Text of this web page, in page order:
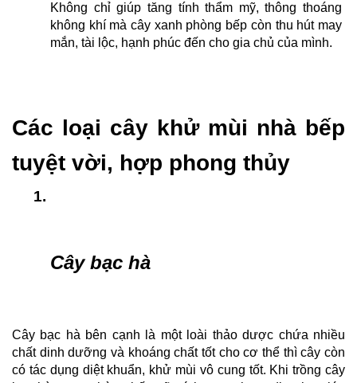
Không chỉ giúp tăng tính thẩm mỹ, thông thoáng
không khí mà cây xanh phòng bếp còn thu hút may
mắn, tài lộc, hạnh phúc đến cho gia chủ của mình.
Các loại cây khử mùi nhà bếp
tuyệt vời, hợp phong thủy
Cây bạc hà
Cây bạc hà bên cạnh là một loài thảo dược chứa nhiều
chất dinh dưỡng và khoáng chất tốt cho cơ thể thì cây còn
có tác dụng diệt khuẩn, khử mùi vô cung tốt. Khi trồng cây